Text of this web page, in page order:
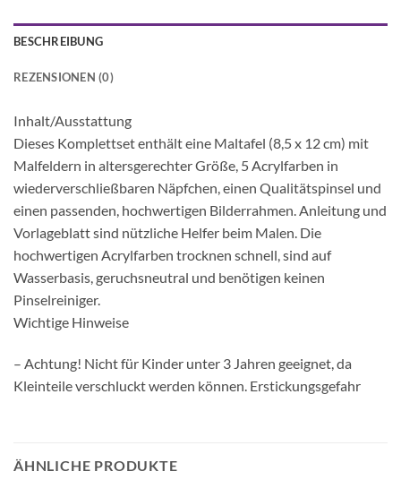
BESCHREIBUNG
REZENSIONEN (0)
Inhalt/Ausstattung
Dieses Komplettset enthält eine Maltafel (8,5 x 12 cm) mit
Malfeldern in altersgerechter Größe, 5 Acrylfarben in
wiederverschließbaren Näpfchen, einen Qualitätspinsel und
einen passenden, hochwertigen Bilderrahmen. Anleitung und
Vorlageblatt sind nützliche Helfer beim Malen. Die
hochwertigen Acrylfarben trocknen schnell, sind auf
Wasserbasis, geruchsneutral und benötigen keinen
Pinselreiniger.
Wichtige Hinweise
– Achtung! Nicht für Kinder unter 3 Jahren geeignet, da
Kleinteile verschluckt werden können. Erstickungsgefahr
ÄHNLICHE PRODUKTE